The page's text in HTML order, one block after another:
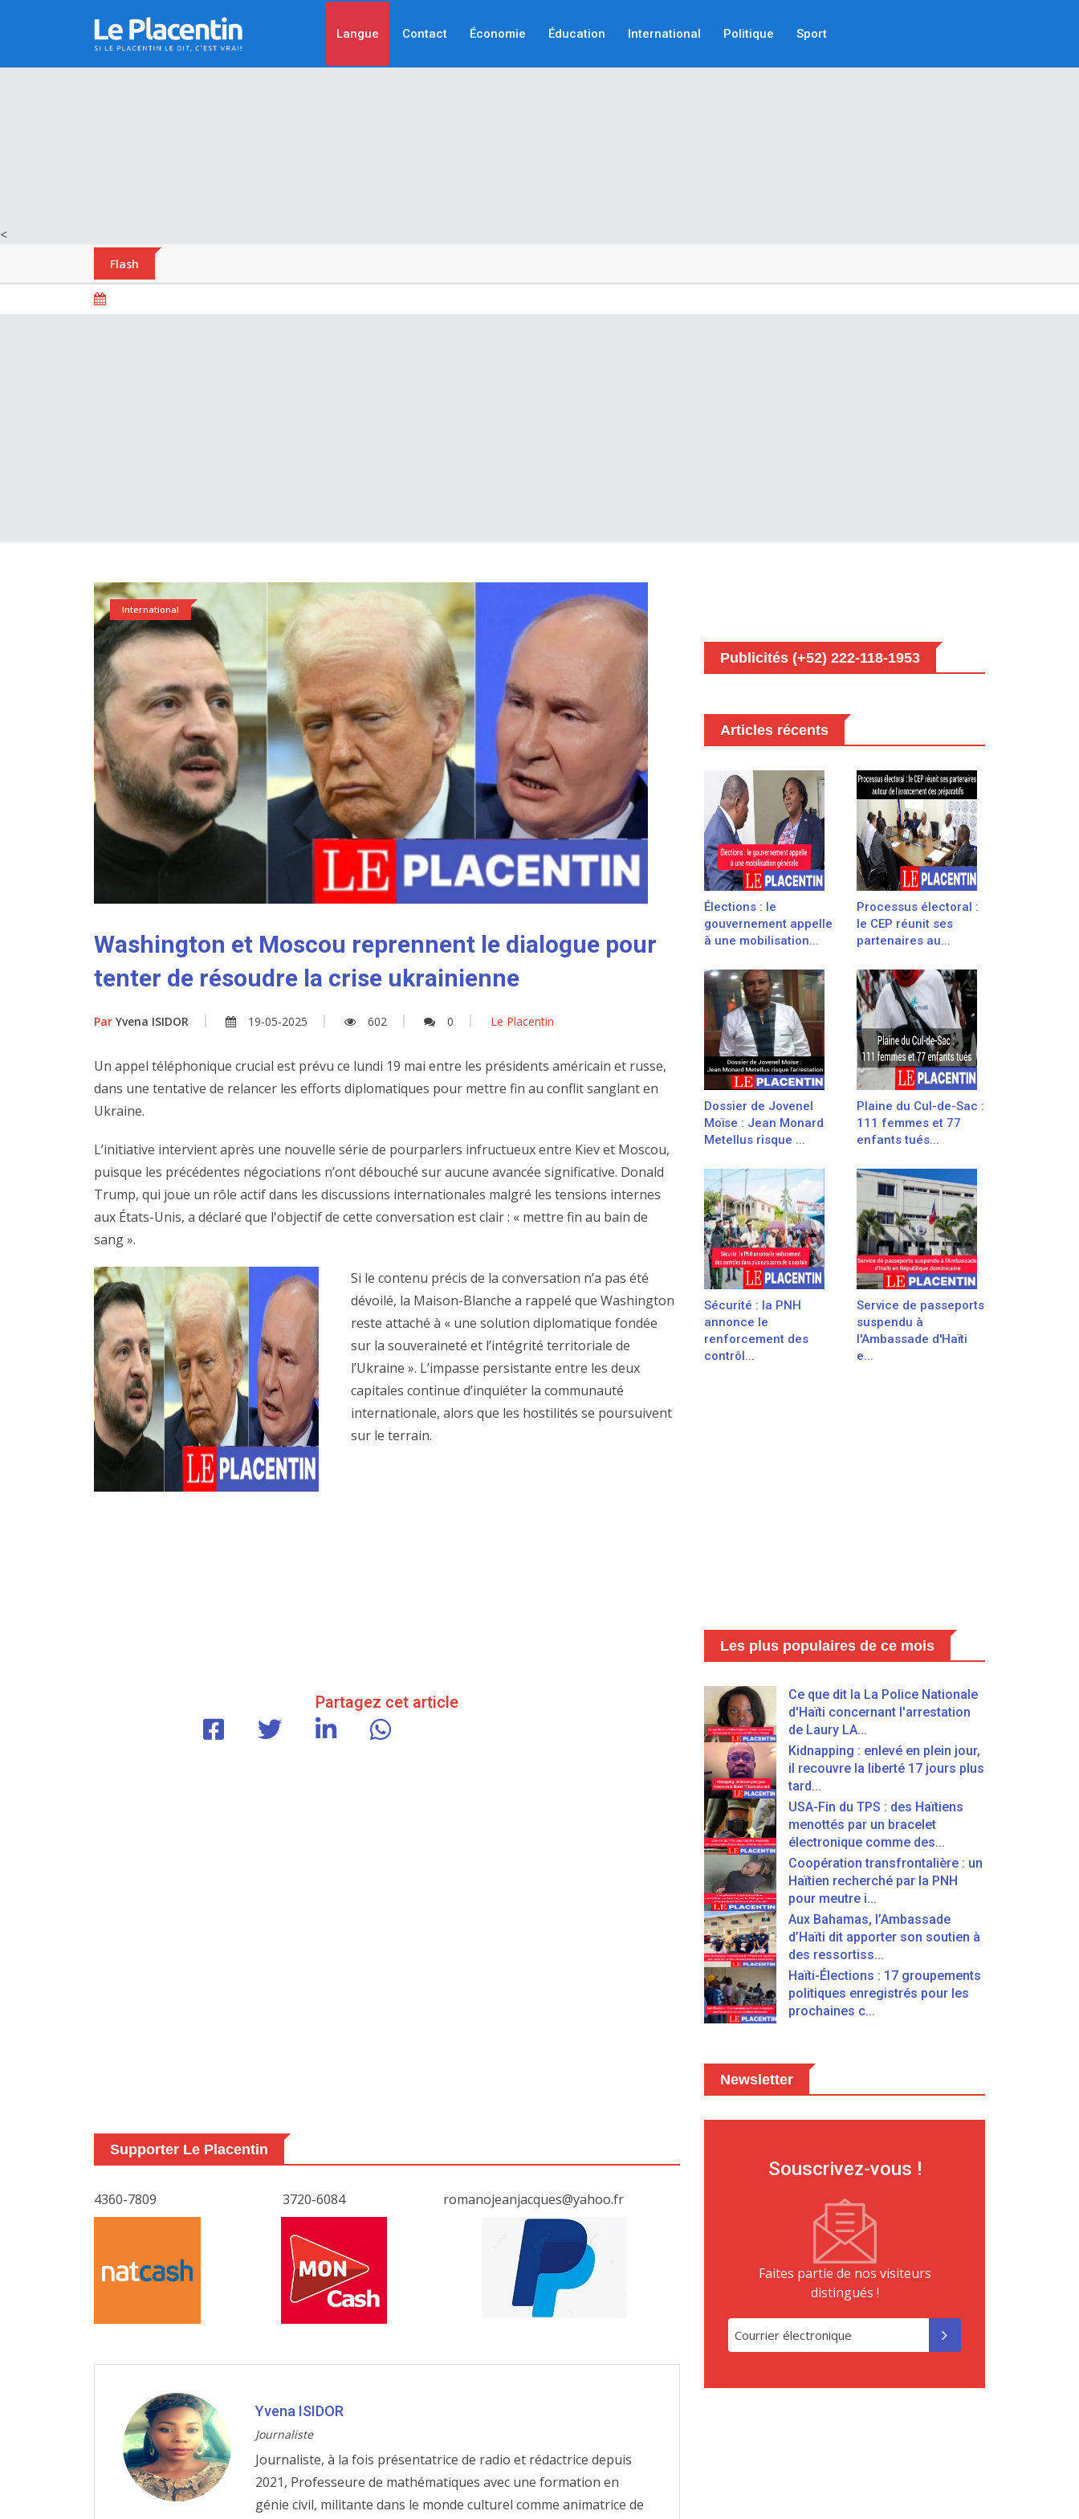
<
Langue Contact Économie Éducation International Politique Sport
Flash
International
Washington et Moscou reprennent le dialogue pour
tenter de résoudre la crise ukrainienne
Par Yvena ISIDOR 19-05-2025 602 0 Le Placentin
Un appel téléphonique crucial est prévu ce lundi 19 mai entre les présidents américain et russe,
dans une tentative de relancer les efforts diplomatiques pour mettre fin au conflit sanglant en
Ukraine.
L’initiative intervient après une nouvelle série de pourparlers infructueux entre Kiev et Moscou,
puisque les précédentes négociations n’ont débouché sur aucune avancée significative. Donald
Trump, qui joue un rôle actif dans les discussions internationales malgré les tensions internes
aux États-Unis, a déclaré que l'objectif de cette conversation est clair : « mettre fin au bain de
sang ».
Si le contenu précis de la conversation n’a pas été
dévoilé, la Maison-Blanche a rappelé que Washington
reste attaché à « une solution diplomatique fondée
sur la souveraineté et l’intégrité territoriale de
l’Ukraine ». L’impasse persistante entre les deux
capitales continue d’inquiéter la communauté
internationale, alors que les hostilités se poursuivent
sur le terrain.
Partagez cet article
Supporter Le Placentin
4360-7809 3720-6084 romanojeanjacques@yahoo.fr
Yvena ISIDOR
Journaliste
Journaliste, à la fois présentatrice de radio et rédactrice depuis
2021, Professeure de mathématiques avec une formation en
génie civil, militante dans le monde culturel comme animatrice de
Publicités (+52) 222-118-1953
Articles récents
Élections : le
gouvernement appelle
à une mobilisation...
Processus électoral :
le CEP réunit ses
partenaires au...
Dossier de Jovenel
Moïse : Jean Monard
Metellus risque ...
Plaine du Cul-de-Sac :
111 femmes et 77
enfants tués...
Sécurité : la PNH
annonce le
renforcement des
contrôl...
Service de passeports
suspendu à
l'Ambassade d'Haïti
e...
Les plus populaires de ce mois
Ce que dit la La Police Nationale
d'Haïti concernant l'arrestation
de Laury LA...
Kidnapping : enlevé en plein jour,
il recouvre la liberté 17 jours plus
tard...
USA-Fin du TPS : des Haïtiens
menottés par un bracelet
électronique comme des...
Coopération transfrontalière : un
Haïtien recherché par la PNH
pour meutre i...
Aux Bahamas, l’Ambassade
d’Haïti dit apporter son soutien à
des ressortiss...
Haïti-Élections : 17 groupements
politiques enregistrés pour les
prochaines c...
Newsletter
Souscrivez-vous !
Faites partie de nos visiteurs
distingués !